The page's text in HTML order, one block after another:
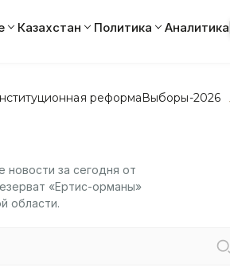
Казахстан Политика Аналитика
реформаВыборы-2026
новости за сегодня от
«Ертис-орманы»
области.